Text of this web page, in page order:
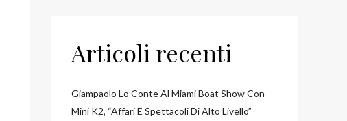
Articoli recenti
Giampaolo Lo Conte Al Miami Boat Show Con
Mini K2, “affari E Spettacoli Di Alto Livello”